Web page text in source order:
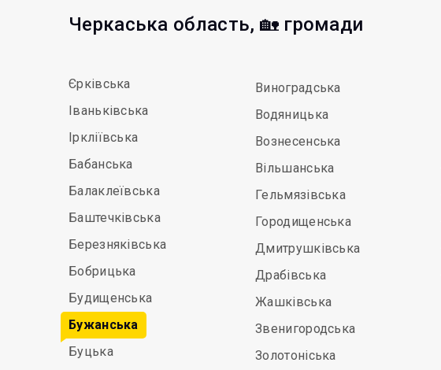
Черкаська область, 🏡 громади
Єрківська
Іваньківська
Іркліївська
Бабанська
Балаклеївська
Баштечківська
Березняківська
Бобрицька
Будищенська
Бужанська
Буцька
Виноградська
Водяницька
Вознесенська
Вільшанська
Гельмязівська
Городищенська
Дмитрушківська
Драбівська
Жашківська
Звенигородська
Золотоніська